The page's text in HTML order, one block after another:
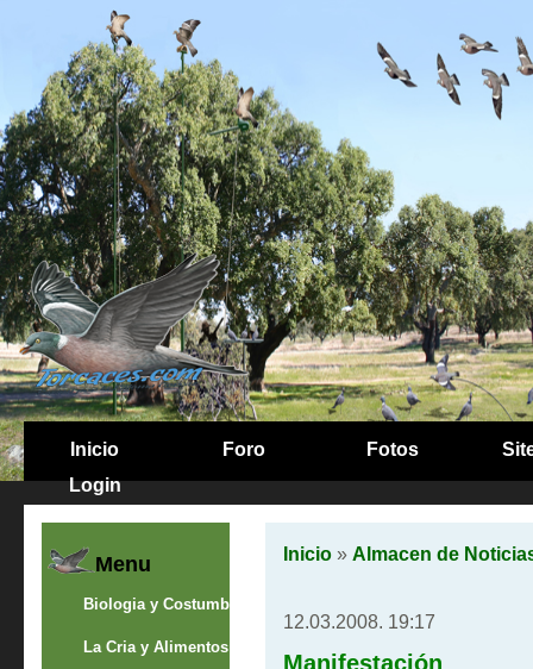
Inicio Foro Fotos
Login
Menu
Biologia y Costumbres
La Cria y Alimentos
Inicio» Almacen de
12.03.2008. 19:17
Manifestación